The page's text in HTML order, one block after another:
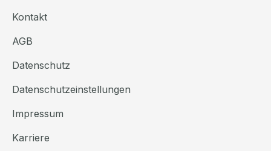
Kontakt
AGB
Datenschutz
Datenschutzeinstellungen
Impressum
Karriere